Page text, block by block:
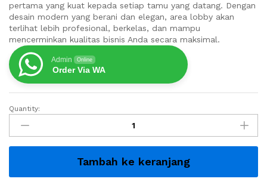
pertama yang kuat kepada setiap tamu yang datang. Dengan
desain modern yang berani dan elegan, area lobby akan
terlihat lebih profesional, berkelas, dan mampu
mencerminkan kualitas bisnis Anda secara maksimal.
Admin Online
Order Via WA
Meja
Resepsionis
Modern
Penerima
Premium
Quantity:
Tambah ke keranjang